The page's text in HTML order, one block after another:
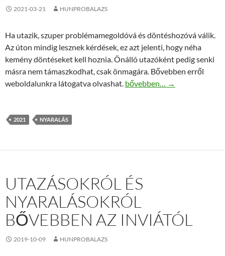
2021-03-21 HUNPROBALAZS
Ha utazik, szuper problémamegoldóvá és döntéshozóvá válik.
Az úton mindig lesznek kérdések, ez azt jelenti, hogy néha
kemény döntéseket kell hoznia. Önálló utazóként pedig senki
másra nem támaszkodhat, csak önmagára. Bővebben erről
weboldalunkra látogatva olvashat. 2021 külföldi nyaralás
bővebben… →
2021 NYARALÁS
UTAZÁSOKRÓL ÉS
NYARALÁSOKRÓL
BŐVEBBEN AZ INVIÁTÓL
2019-10-09 HUNPROBALAZS